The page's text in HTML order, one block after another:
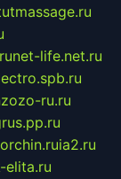
net-life.net.ru
ru.ru
ia2.ru
elita.ru